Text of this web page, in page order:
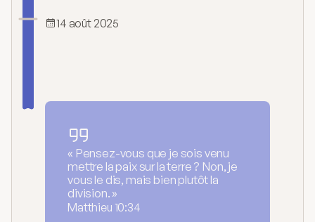
Mariage
Eucharistie
Onction
Pardon
14 août 2025
« Pensez-vous que je sois venu
mettre la paix sur la terre ? Non, je
vous le dis, mais bien plutôt la
division. »
Matthieu 10:34